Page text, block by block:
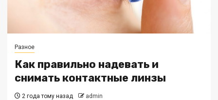
Разное
Как правильно надевать и
снимать контактные линзы
2 года тому назад admin